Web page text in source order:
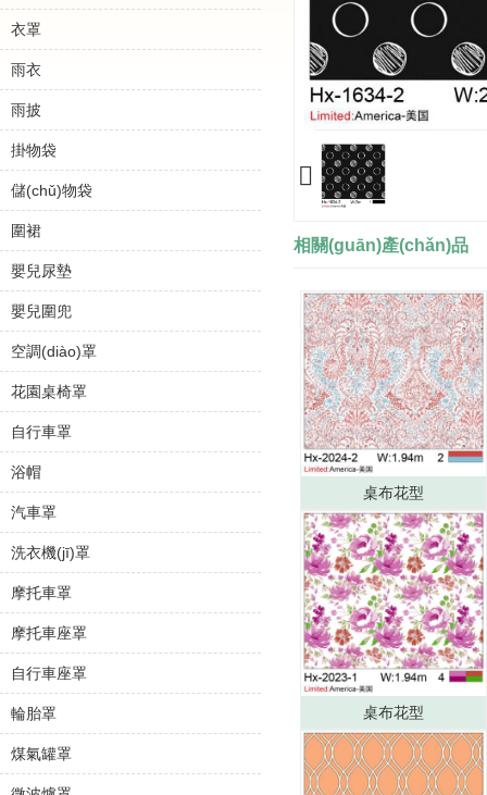
衣罩
雨衣
雨披
掛物袋
儲(chǔ)物袋
圍裙
嬰兒尿墊
嬰兒圍兜
空調(diào)罩
花園桌椅罩
自行車罩
浴帽
汽車罩
洗衣機(jī)罩
摩托車罩
摩托車座罩
自行車座罩
輪胎罩
煤氣罐罩
相關(guān)產(chǎn)品
桌布花型
桌布花型